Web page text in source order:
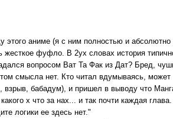
этого аниме (я с ним полностью и абсолютно
жесткое фуфло. В 2ух словах история
вопросом Ват Та Фак из Дат? Бред,
смысла нет. Кто читал вдумываясь, может
взрыв, бабадум), и пришел в выводу что
х что за нах... и так почти каждая
логики ее здесь нет."